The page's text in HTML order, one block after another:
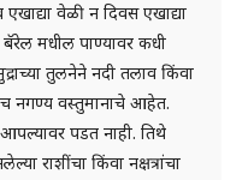
वेळी न दिवस एखाद्या
बॅरेल मधील पाण्यावर कधी
तुलनेने नदी तलाव किंवा
नगण्य वस्तुमानाचे आहेत.
आपल्यावर पडत नाही. तिथे
राशींचा किंवा नक्षत्रांचा